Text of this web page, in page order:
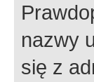
nazwy
się z